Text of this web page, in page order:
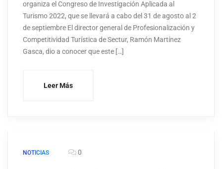
organiza el Congreso de Investigación Aplicada al
Turismo 2022, que se llevará a cabo del 31 de agosto al 2
de septiembre El director general de Profesionalización y
Competitividad Turística de Sectur, Ramón Martínez
Gasca, dio a conocer que este […]
Leer Más
NOTICIAS 0